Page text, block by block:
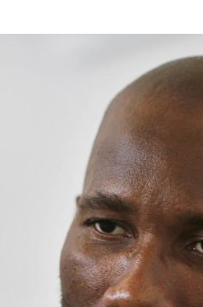
La Côte d'Ivoire occupe le